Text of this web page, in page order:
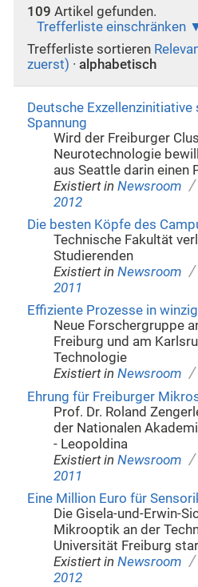
109 Artikel gefunden.
Trefferliste einschränken
Trefferliste sortieren
zuerst) · alphabetisch
Deutsche Exzellenzinitiative
Spannung
Wird der Freiburger
Neurotechnologie
aus Seattle darin einen
Existiert in Newsroom /
2012
Die besten Köpfe des
Technische Fakultät
Studierenden
Existiert in Newsroom /
2011
Effiziente Prozesse in
Neue Forschergruppe
Freiburg und am
Technologie
Existiert in Newsroom /
Ehrung für Freiburger
Prof. Dr. Roland
der Nationalen
- Leopoldina
Existiert in Newsroom /
2011
Eine Million Euro für
Die Gisela-und-Erwin-
Mikrooptik an der
Universität Freiburg
Existiert in Newsroom /
2012